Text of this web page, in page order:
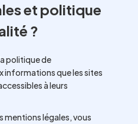
et politique
?
politique de
informations que les sites
à leurs
mentions légales, vous